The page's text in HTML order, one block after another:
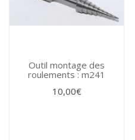
Outil montage des
roulements : m241
10,00€